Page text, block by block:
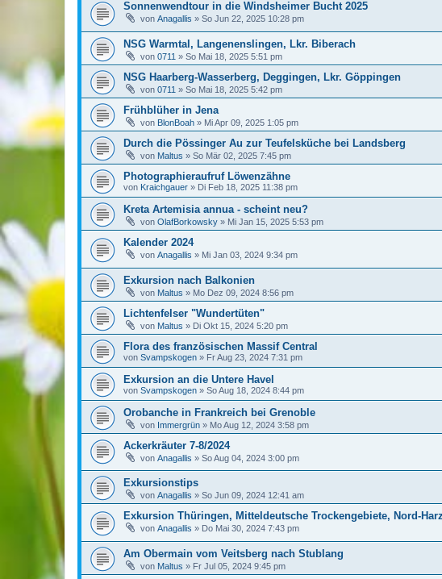
Sonnenwendtour in die Windsheimer Bucht 2025
von Anagallis » So Jun 22, 2025 10:28 pm
NSG Warmtal, Langenenslingen, Lkr. Biberach
von 0711 » So Mai 18, 2025 5:51 pm
NSG Haarberg-Wasserberg, Deggingen, Lkr. Göppingen
von 0711 » So Mai 18, 2025 5:42 pm
Frühblüher in Jena
von BlonBoah » Mi Apr 09, 2025 1:05 pm
Durch die Pössinger Au zur Teufelsküche bei Landsberg
von Maltus » So Mär 02, 2025 7:45 pm
Photographieraufruf Löwenzähne
von Kraichgauer » Di Feb 18, 2025 11:38 pm
Kreta Artemisia annua - scheint neu?
von OlafBorkowsky » Mi Jan 15, 2025 5:53 pm
Kalender 2024
von Anagallis » Mi Jan 03, 2024 9:34 pm
Exkursion nach Balkonien
von Maltus » Mo Dez 09, 2024 8:56 pm
Lichtenfelser "Wundertüten"
von Maltus » Di Okt 15, 2024 5:20 pm
Flora des französischen Massif Central
von Svampskogen » Fr Aug 23, 2024 7:31 pm
Exkursion an die Untere Havel
von Svampskogen » So Aug 18, 2024 8:44 pm
Orobanche in Frankreich bei Grenoble
von Immergrün » Mo Aug 12, 2024 3:58 pm
Ackerkräuter 7-8/2024
von Anagallis » So Aug 04, 2024 3:00 pm
Exkursionstips
von Anagallis » So Jun 09, 2024 12:41 am
Exkursion Thüringen, Mitteldeutsche Trockengebiete, Nord-
von Anagallis » Do Mai 30, 2024 7:43 pm
Am Obermain vom Veitsberg nach Stublang
von Maltus » Fr Jul 05, 2024 9:45 pm